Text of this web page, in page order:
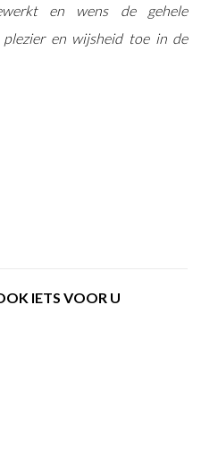
en wens de gehele
plezier en wijsheid toe in de
IETS VOOR U